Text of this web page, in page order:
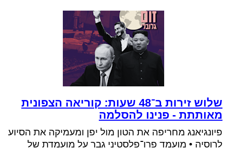
שלוש זירות ב־48 שעות: קוריאה הצפונית
מאותתת - פנינו להסלמה
פיונגיאנג מחריפה את הטון מול יפן ומעמיקה את הסיוע
לרוסיה • מועמד פרו־פלסטיני גבר על מועמדת של